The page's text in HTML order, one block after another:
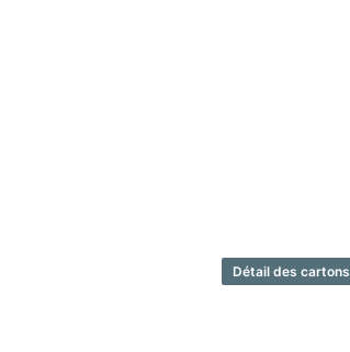
Détail des cartons